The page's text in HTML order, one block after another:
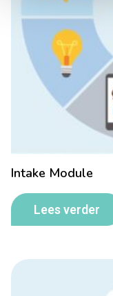
Intake Module
Lees verder